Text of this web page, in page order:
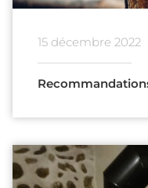
15 décembre 2022